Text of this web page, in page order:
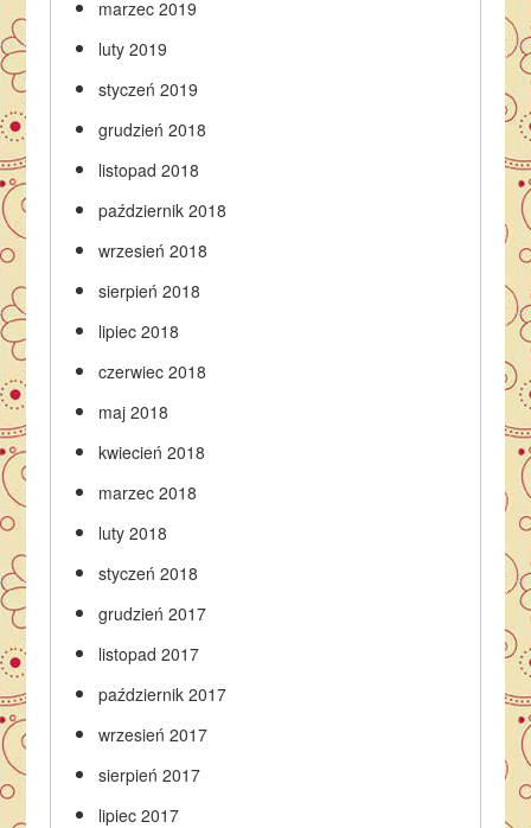
marzec 2019
luty 2019
styczeń 2019
grudzień 2018
listopad 2018
październik 2018
wrzesień 2018
sierpień 2018
lipiec 2018
czerwiec 2018
maj 2018
kwiecień 2018
marzec 2018
luty 2018
styczeń 2018
grudzień 2017
listopad 2017
październik 2017
wrzesień 2017
sierpień 2017
lipiec 2017